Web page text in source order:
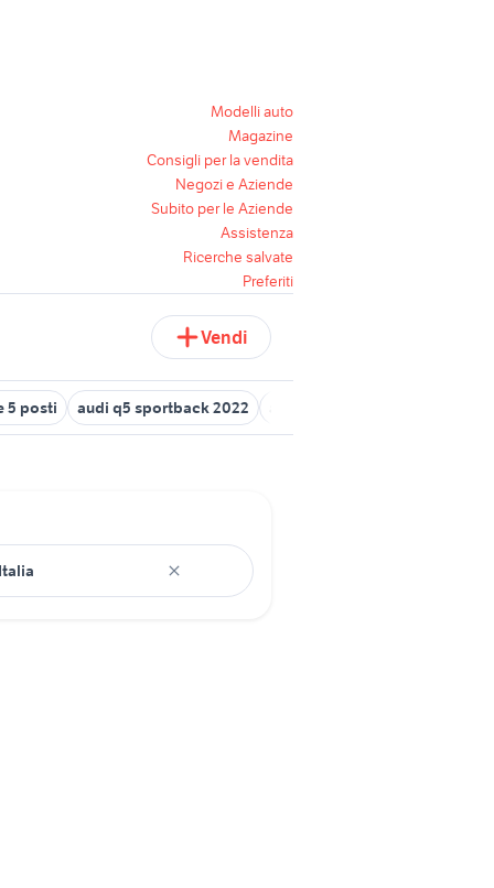
Modelli auto
Magazine
Consigli per la vendita
Negozi e Aziende
Subito per le Aziende
Assistenza
Ricerche salvate
Preferiti
Vendi
5 posti audi q5 sportback 2022